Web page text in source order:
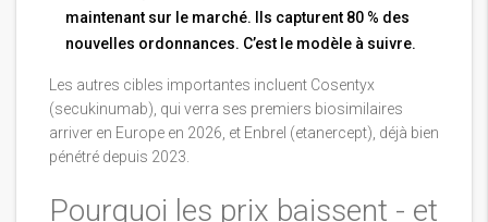
maintenant sur le marché. Ils capturent 80 % des
nouvelles ordonnances. C’est le modèle à suivre.
Les autres cibles importantes incluent Cosentyx
(secukinumab), qui verra ses premiers biosimilaires
arriver en Europe en 2026, et Enbrel (etanercept), déjà bien
pénétré depuis 2023.
Pourquoi les prix baissent - et